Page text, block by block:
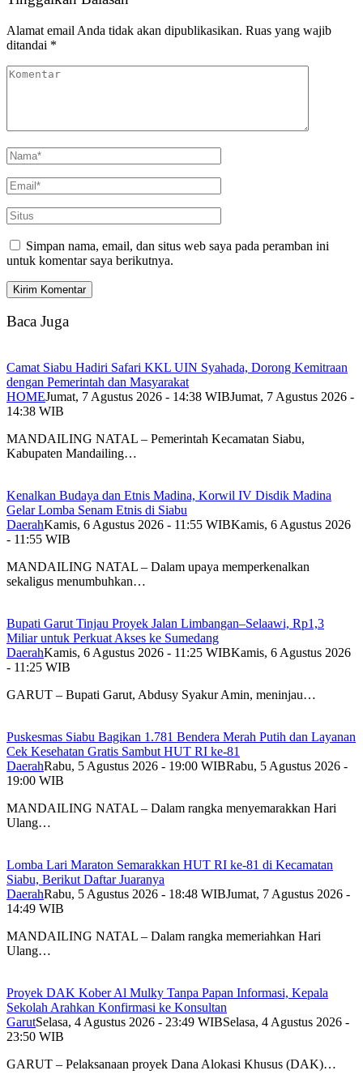
Alamat email Anda tidak akan dipublikasikan. Ruas yang wajib
ditandai *
Simpan nama, email, dan situs web saya pada peramban ini
untuk komentar saya berikutnya.
Baca Juga
Camat Siabu Hadiri Safari KKL UIN Syahada, Dorong Kemitraan
dengan Pemerintah dan Masyarakat
HOMEJumat, 7 Agustus 2026 - 14:38 WIBJumat, 7 Agustus 2026 -
14:38 WIB
MANDAILING NATAL – Pemerintah Kecamatan Siabu,
Kabupaten Mandailing…
Kenalkan Budaya dan Etnis Madina, Korwil IV Disdik Madina
Gelar Lomba Senam Etnis di Siabu
DaerahKamis, 6 Agustus 2026 - 11:55 WIBKamis, 6 Agustus 2026
- 11:55 WIB
MANDAILING NATAL – Dalam upaya memperkenalkan
sekaligus menumbuhkan…
Bupati Garut Tinjau Proyek Jalan Limbangan–Selaawi, Rp1,3
Miliar untuk Perkuat Akses ke Sumedang
DaerahKamis, 6 Agustus 2026 - 11:25 WIBKamis, 6 Agustus 2026
- 11:25 WIB
GARUT – Bupati Garut, Abdusy Syakur Amin, meninjau…
Puskesmas Siabu Bagikan 1.781 Bendera Merah Putih dan Layanan
Cek Kesehatan Gratis Sambut HUT RI ke-81
DaerahRabu, 5 Agustus 2026 - 19:00 WIBRabu, 5 Agustus 2026 -
19:00 WIB
MANDAILING NATAL – Dalam rangka menyemarakkan Hari
Ulang…
Lomba Lari Maraton Semarakkan HUT RI ke-81 di Kecamatan
Siabu, Berikut Daftar Juaranya
DaerahRabu, 5 Agustus 2026 - 18:48 WIBJumat, 7 Agustus 2026 -
14:49 WIB
MANDAILING NATAL – Dalam rangka memeriahkan Hari
Ulang…
Proyek DAK Kober Al Mulky Tanpa Papan Informasi, Kepala
Sekolah Arahkan Konfirmasi ke Konsultan
GarutSelasa, 4 Agustus 2026 - 23:49 WIBSelasa, 4 Agustus 2026 -
23:50 WIB
GARUT – Pelaksanaan proyek Dana Alokasi Khusus (DAK)…